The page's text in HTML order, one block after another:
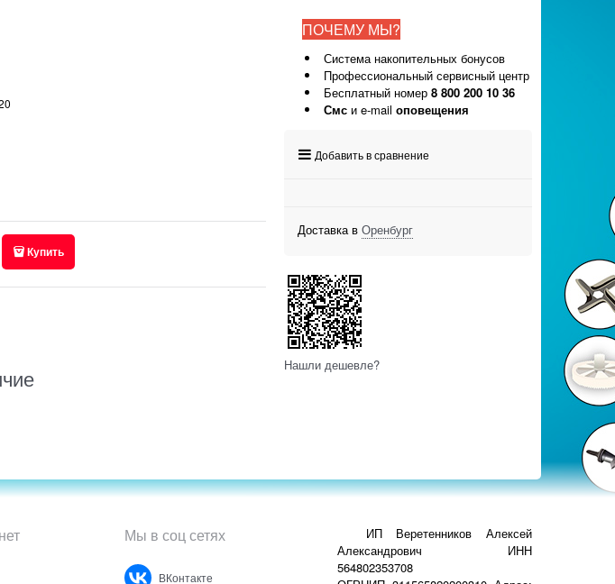
Купить
ПОЧЕМУ МЫ?
Система накопительных бонусов
Профессиональный сервисный центр
Бесплатный номер 8 800 200 10 36
Смс и e-mail оповещения
Добавить в сравнение
Доставка в Оренбург
Нашли дешевле?
Мы в соц сетях
ВКонтакте
ИП Веретенников Алексей
Александрович ИНН
564802353708